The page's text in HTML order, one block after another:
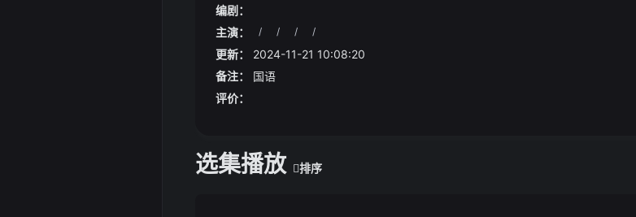
庆活动频繁叠加岁末年尾经济冲刺影响安全风险复杂多变现对元旦假期安全风
惕元旦假期出行集中车辆易拥堵需做好重点路段车辆疏导工作做好车辆维护
驶、农用车载人等违法违规行为三州及高海拔地区道路和低温区域阴山路段易积
需文明驾驶保持安全车距高度警惕客货运通道重叠路段、交通安全设施不齐全的
弯急坡陡路段等2、文旅安全需重点关注元旦期间各类旅游景区景点、网红打卡
等人流量增大需遵守现场工作人员指引有序出入远离临时搭建舞台、看台；乘
游乐设施营运场所游玩自觉听从工作人员指挥；外出旅游时需合理规划路线不
安全出口和疏散通道畅通严防各类火灾事故群众外出时需做到人走火熄电断气
瓶车室内停放或充电严防家庭火灾4、燃气安全需时刻关注元旦期间餐饮、居民
m)为乘客提供了宽敞的乘坐空间动力方面搭载2.0t 184马力 l4发动机最大
7挡手自一体变速箱采用后驱驱动形式官方给出的百公里加速时间为8.6秒
最高处月之天尊的法相融在月光里看不清轮廓原来iphone真的请了小岳岳
编剧：
主演：
/ / / /
更新：
2024-11-21 10:08:20
备注：
国语
评价：
选集播放 排序